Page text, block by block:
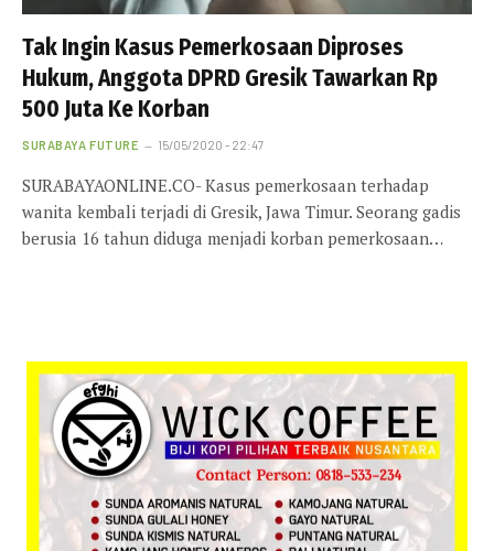
Tak Ingin Kasus Pemerkosaan Diproses
Hukum, Anggota DPRD Gresik Tawarkan Rp
500 Juta Ke Korban
SURABAYA FUTURE 15/05/2020 - 22:47
SURABAYAONLINE.CO- Kasus pemerkosaan terhadap
wanita kembali terjadi di Gresik, Jawa Timur. Seorang gadis
berusia 16 tahun diduga menjadi korban pemerkosaan…